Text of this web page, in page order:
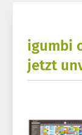
igumbi
jetzt